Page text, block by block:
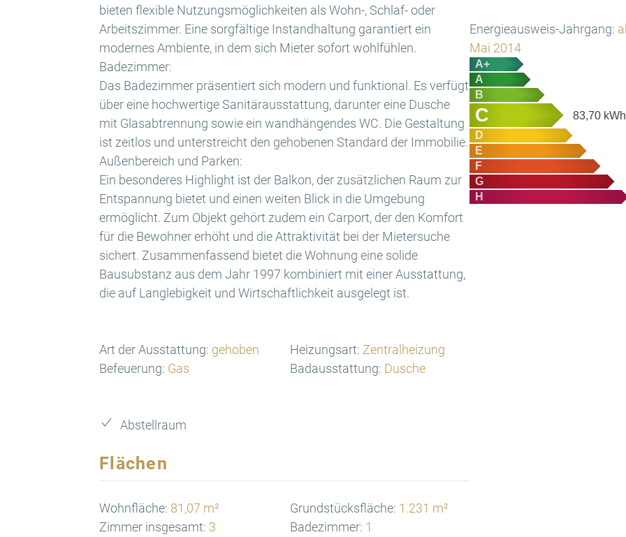
bieten flexible Nutzungsmöglichkeiten als Wohn-, Schlaf- oder
Arbeitszimmer. Eine sorgfältige Instandhaltung garantiert ein
modernes Ambiente, in dem sich Mieter sofort wohlfühlen.
Badezimmer:
Das Badezimmer präsentiert sich modern und funktional. Es verfügt
über eine hochwertige Sanitärausstattung, darunter eine Dusche
mit Glasabtrennung sowie ein wandhängendes WC. Die Gestaltung
ist zeitlos und unterstreicht den gehobenen Standard der Immobilie.
Außenbereich und Parken:
Ein besonderes Highlight ist der Balkon, der zusätzlichen Raum zur
Entspannung bietet und einen weiten Blick in die Umgebung
ermöglicht. Zum Objekt gehört zudem ein Carport, der den Komfort
für die Bewohner erhöht und die Attraktivität bei der Mietersuche
sichert. Zusammenfassend bietet die Wohnung eine solide
Bausubstanz aus dem Jahr 1997 kombiniert mit einer Ausstattung,
die auf Langlebigkeit und Wirtschaftlichkeit ausgelegt ist.
Art der Ausstattung: gehoben Heizungsart: Zentralheizung
Befeuerung: Gas Badausstattung: Dusche
Abstellraum
Flächen
Wohnfläche: 81,07 m² Grundstücksfläche: 1.231 m²
Zimmer insgesamt: 3 Badezimmer: 1
Energieausweis-Jahrgang:
Mai 2014
A+
A
B
C 83,70
D
E
F
G
H